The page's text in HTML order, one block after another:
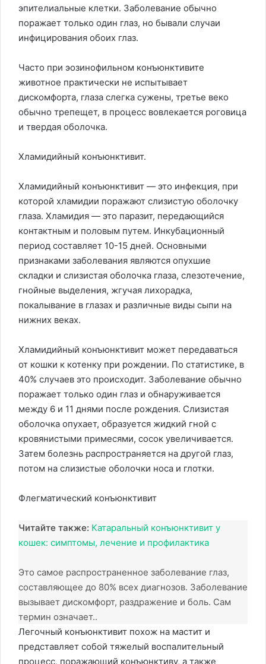
эпителиальные клетки. Заболевание обычно
поражает только один глаз, но бывали случаи
инфицирования обоих глаз.
Часто при эозинофильном конъюнктивите
животное практически не испытывает
дискомфорта, глаза слегка сужены, третье веко
обычно трепещет, в процесс вовлекается роговица
и твердая оболочка.
Хламидийный конъюнктивит.
Хламидийный конъюнктивит — это инфекция, при
которой хламидии поражают слизистую оболочку
глаза. Хламидия — это паразит, передающийся
контактным и половым путем. Инкубационный
период составляет 10-15 дней. Основными
признаками заболевания являются опухшие
складки и слизистая оболочка глаза, слезотечение,
гнойные выделения, жгучая лихорадка,
покалывание в глазах и различные виды сыпи на
нижних веках.
Хламидийный конъюнктивит может передаваться
от кошки к котенку при рождении. По статистике, в
40% случаев это происходит. Заболевание обычно
поражает только один глаз и обнаруживается
между 6 и 11 днями после рождения. Слизистая
оболочка опухает, образуется жидкий гной с
кровянистыми примесями, сосок увеличивается.
Затем болезнь распространяется на другой глаз,
потом на слизистые оболочки носа и глотки.
Флегматический конъюнктивит
Читайте также: Катаральный конъюнктивит у
кошек: симптомы, лечение и профилактика
Это самое распространенное заболевание глаз,
составляющее до 80% всех диагнозов. Заболевание
вызывает дискомфорт, раздражение и боль. Сам
термин означает..
Легочный конъюнктивит похож на мастит и
представляет собой тяжелый воспалительный
процесс, поражающий конъюнктиву, а также